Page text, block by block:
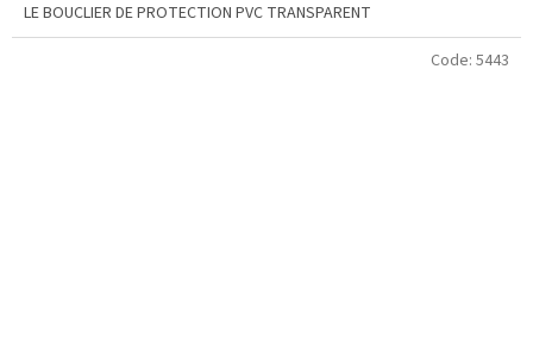
LE BOUCLIER DE PROTECTION PVC TRANSPARENT
Code: 5443